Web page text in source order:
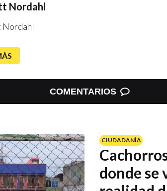
Nordahl
Nordahl
COMENTARIOS
CIUDADANÍA
donde se